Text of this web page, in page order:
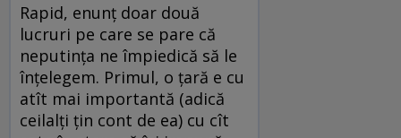
Rapid, enunț doar două
lucruri pe care se pare că
neputința ne împiedică să le
înțelegem. Primul, o țară e cu
atît mai importantă (adică
ceilalți țin cont de ea) cu cît